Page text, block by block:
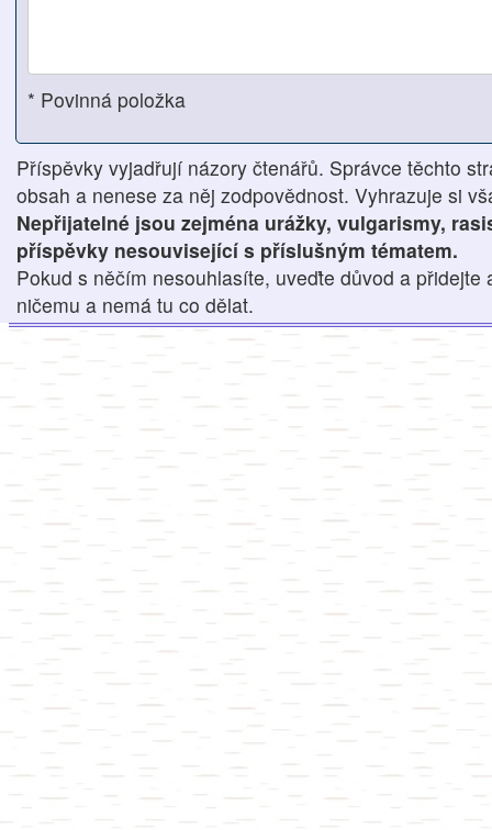
* Povinná položka
Příspěvky vyjadřují názory čtenářů. Správce těchto
obsah a nenese za něj zodpovědnost. Vyhrazuje si
Nepřijatelné jsou zejména urážky, vulgarismy,
příspěvky nesouvisející s příslušným tématem.
Pokud s něčím nesouhlasíte, uveďte důvod a přidejte
ničemu a nemá tu co dělat.